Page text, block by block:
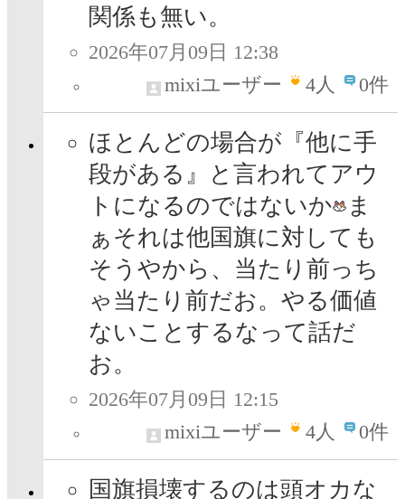
関係も無い。
2026年07月09日 12:38
mixiユーザー
4人 0件
ほとんどの場合が『他に手
段がある』と言われてアウ
トになるのではないか
ま
ぁそれは他国旗に対しても
そうやから、当たり前っち
ゃ当たり前だお。やる価値
ないことするなって話だ
お。
2026年07月09日 12:15
mixiユーザー
4人 0件
国旗損壊するのは頭オカな